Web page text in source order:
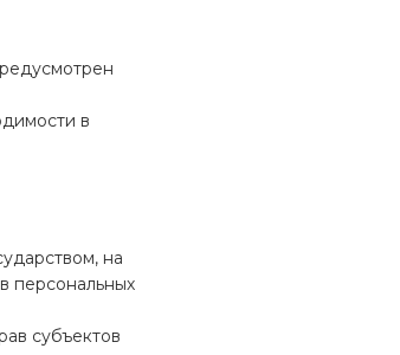
в
на
персональных
субъектов